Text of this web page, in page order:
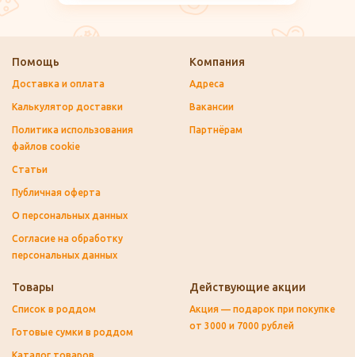
Помощь
Доставка и оплата
Калькулятор доставки
Политика использования
файлов cookie
Статьи
Публичная оферта
О персональных данных
Согласие на обработку
персональных данных
Компания
Адреса
Вакансии
Партнёрам
Товары
Список в роддом
Готовые сумки в роддом
Каталог товаров
Действующие акции
Акция — подарок при покупке
от 3000 и 7000 рублей